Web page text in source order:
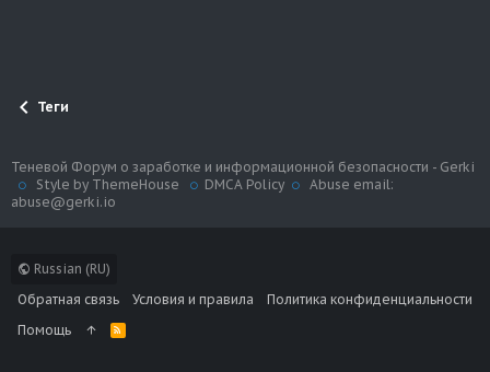
Теги
Russian (RU)
Обратная связь
Условия и правила
Политика конфиденциальности
Помощь
R
S
Теневой Форум о заработке и информационной безопасности - Gerki
Style by ThemeHouse
DMCA Policy
Abuse email:
abuse@gerki.io